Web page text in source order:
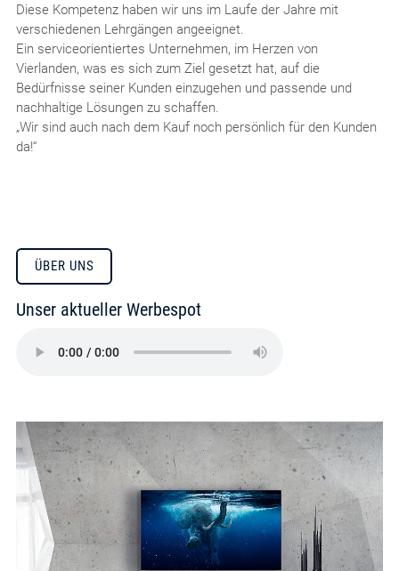
Diese Kompetenz haben wir uns im Laufe der Jahre mit
verschiedenen Lehrgängen angeeignet.
Ein serviceorientiertes Unternehmen, im Herzen von
Vierlanden, was es sich zum Ziel gesetzt hat, auf die
Bedürfnisse seiner Kunden einzugehen und passende und
nachhaltige Lösungen zu schaffen.
„Wir sind auch nach dem Kauf noch persönlich für den Kunden
da!“
ÜBER UNS
Unser aktueller Werbespot